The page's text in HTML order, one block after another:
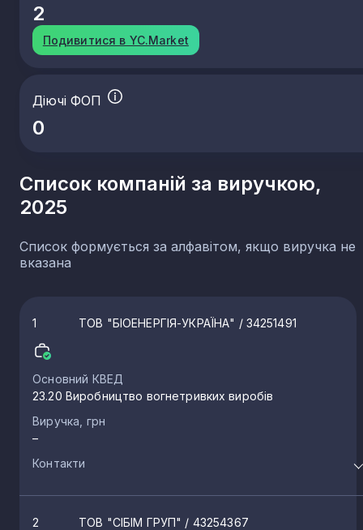
2
Подивитися в YC.Market
Діючі ФОП
0
Список компаній за виручкою,
2025
Список формується за алфавітом, якщо виручка не
вказана
1 ТОВ "БІОЕНЕРГІЯ-УКРАЇНА" / 34251491
Основний КВЕД
23.20 Виробництво вогнетривких виробів
Виручка, грн
–
Контакти
2 ТОВ "СІБІМ ГРУП" / 43254367